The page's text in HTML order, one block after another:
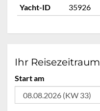
Yacht-ID
35926
Ihr Reisezeitraum
Start am